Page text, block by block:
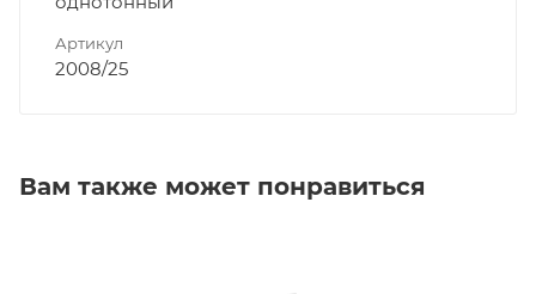
Артикул
2008/25
Вам также может понравиться